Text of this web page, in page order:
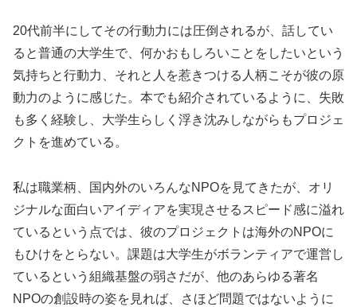
20代前半にしてその行動力には圧倒されるが、話してい
ると普通の大学生で、何かおもしろいことをしたいという
気持ちと行動力、それと人を惹きつける人柄こそが彼の原
動力のように感じた。本でも紹介されているように、失敗
も多く経験し、大学生らしく浮き沈みしながらもプロジェ
クトを進めている。
私は職業柄、国内外のいろんなNPOを見てきたが、オリ
ジナルな面白いアイディアを実現させるスピード感に溢れ
ているという点では、彼のプロジェクトは海外のNPOに
もひけをとらない。課題は大学生がボランティアで運営し
ているという組織基盤の弱さだが、他のあらゆる著名
NPOの創設時の姿を見れば、さほど問題ではないように